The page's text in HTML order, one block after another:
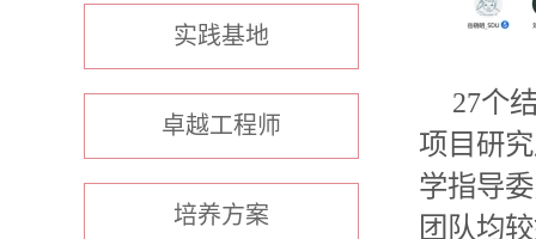
实践基地
卓越工程师
培养方案
27个
项目研
学指导
团队均